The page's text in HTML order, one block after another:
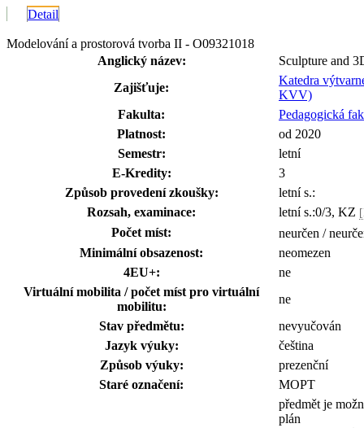
Detail
Modelování a prostorová tvorba II - O09321018
Anglický název:
Sculpture and
Zajišťuje:
Katedra
KVV)
Fakulta:
Pedagogická
Platnost:
od 2020
Semestr:
letní
E-Kredity:
3
Způsob provedení zkoušky:
letní s.:
Rozsah, examinace:
letní s.:0/3, KZ
Počet míst:
neurčen /
Minimální obsazenost:
neomezen
4EU+:
ne
Virtuální mobilita / počet míst pro virtuální
mobilitu:
ne
Stav předmětu:
nevyučován
Jazyk výuky:
čeština
Způsob výuky:
prezenční
Staré označení:
MOPT
předmět je
plán